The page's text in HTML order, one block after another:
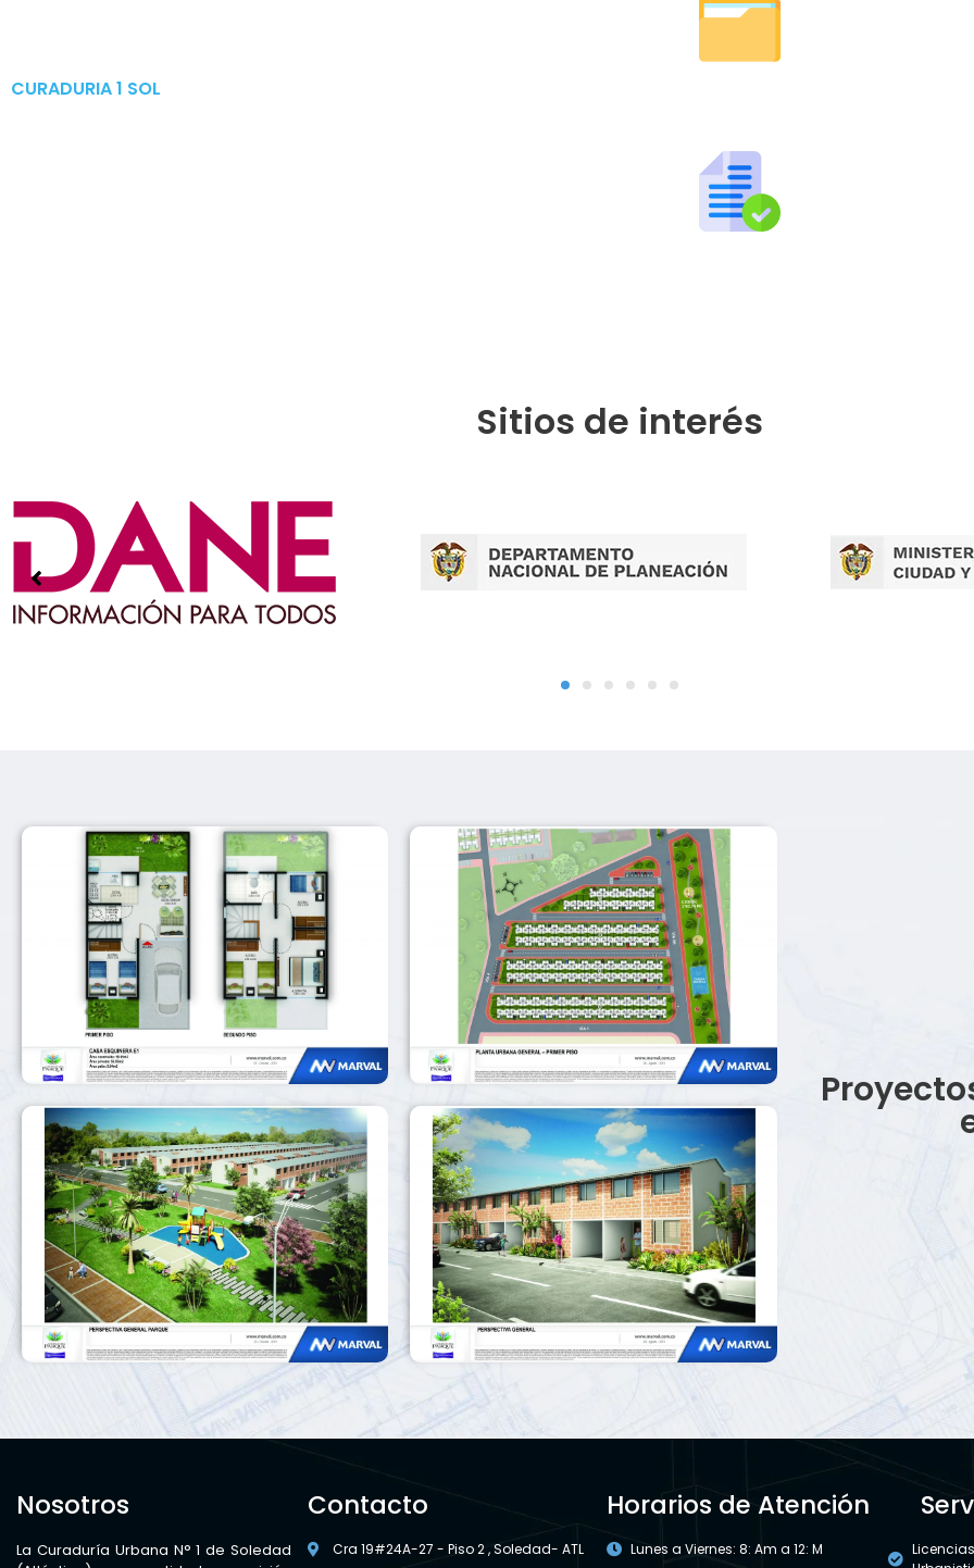
CURADURIA 1 SOL
Sitios de interés
Nosotros
La Curaduría Urbana N° 1 de Soledad
Contacto
Cra 19#24A-27 - Piso 2 , Soledad- ATL
Horarios de Atención
Lunes a Viernes: 8: Am a 12: M
Licencias